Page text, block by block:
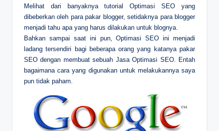
Melihat dari banyaknya tutorial Optimasi SEO yang
dibeberkan oleh para pakar blogger, setidaknya para blogger
menjadi tahu apa yang harus dilakukan untuk blognya.
Bahkan sampai saat ini pun, Optimasi SEO ini menjadi
ladang tersendiri bagi beberapa orang yang katanya pakar
SEO dengan membuat sebuah Jasa Optimasi SEO. Entah
bagaimana cara yang digunakan untuk melakukannya saya
pun tidak paham.